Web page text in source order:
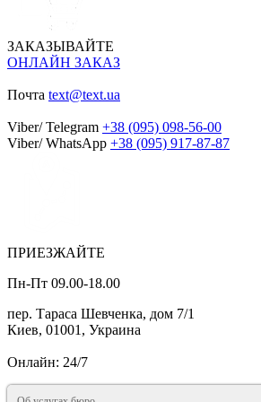
ЗАКАЗЫВАЙТЕ
ОНЛАЙН ЗАКАЗ
Почта text@text.ua
Viber/ Telegram +38 (095) 098-56-00
Viber/ WhatsApp +38 (095) 917-87-87
ПРИЕЗЖАЙТЕ
Пн-Пт 09.00-18.00
пер. Тараса Шевченка, дом 7/1
Киев, 01001, Украина
Онлайн: 24/7